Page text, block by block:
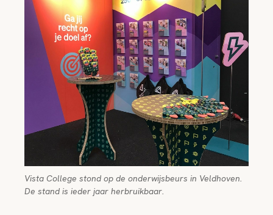
Vista College stond op de onderwijsbeurs in Veldhoven.
De stand is ieder jaar herbruikbaar.